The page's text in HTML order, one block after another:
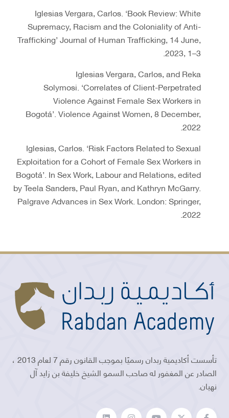
Iglesias Vergara, Carlos. ‘Book Review: White
Supremacy, Racism and the Coloniality of Anti-
Trafficking’ Journal of Human Trafficking, 14 June,
2023, 1–3.
Iglesias Vergara, Carlos, and Reka
Solymosi. ‘Correlates of Client-Perpetrated
Violence Against Female Sex Workers in
Bogotá’. Violence Against Women, 8 December,
2022.
Iglesias, Carlos. ‘Risk Factors Related to Sexual
Exploitation for a Cohort of Female Sex Workers in
Bogotá’. In Sex Work, Labour and Relations, edited
by Teela Sanders, Paul Ryan, and Kathryn McGarry.
Palgrave Advances in Sex Work. London: Springer,
2022.
تأسست أكاديمية ربدان رسميًا بموجب القانون رقم 7 لعام 2013 ،
الصادر عن المغفور له صاحب السمو الشيخ خليفة بن زايد آل
نهيان.